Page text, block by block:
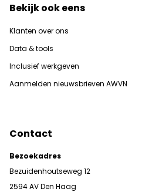
Bekijk ook eens
Klanten over ons
Data & tools
Inclusief werkgeven
Aanmelden nieuwsbrieven AWVN
Contact
Bezoekadres
Bezuidenhoutseweg 12
2594 AV Den Haag